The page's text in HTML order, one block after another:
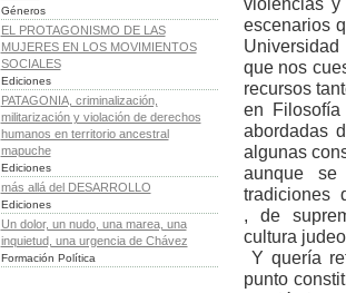
Géneros
EL PROTAGONISMO DE LAS
MUJERES EN LOS MOVIMIENTOS
SOCIALES
Ediciones
PATAGONIA, criminalización,
militarización y violación de derechos
humanos en territorio ancestral
mapuche
Ediciones
más allá del DESARROLLO
Ediciones
Un dolor, un nudo, una marea, una
inquietud, una urgencia de Chávez
Formación Política
escenarios
que nos
recursos
en
abordadas
algunas
aunque
tradiciones
, de
cultura
Y quería
punto